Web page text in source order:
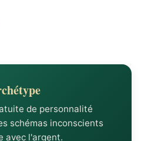
de personnalité
schémas inconscients
avec l'argent.